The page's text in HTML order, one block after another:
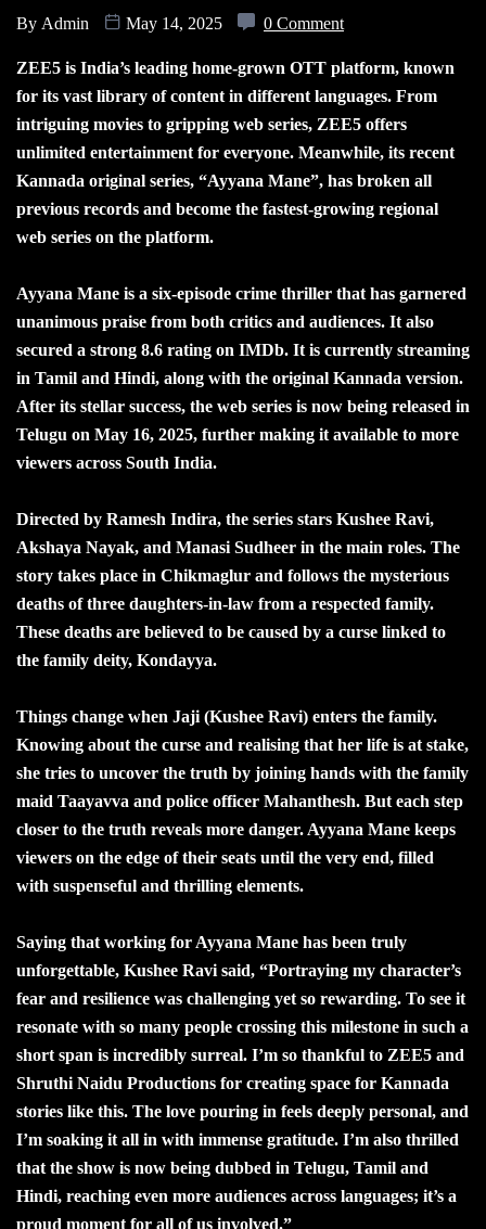
By Admin May 14, 2025 0 Comment
ZEE5 is India’s leading home-grown OTT platform, known
for its vast library of content in different languages. From
intriguing movies to gripping web series, ZEE5 offers
unlimited entertainment for everyone. Meanwhile, its recent
Kannada original series, “Ayyana Mane”, has broken all
previous records and become the fastest-growing regional
web series on the platform.
Ayyana Mane is a six-episode crime thriller that has garnered
unanimous praise from both critics and audiences. It also
secured a strong 8.6 rating on IMDb. It is currently streaming
in Tamil and Hindi, along with the original Kannada version.
After its stellar success, the web series is now being released in
Telugu on May 16, 2025, further making it available to more
viewers across South India.
Directed by Ramesh Indira, the series stars Kushee Ravi,
Akshaya Nayak, and Manasi Sudheer in the main roles. The
story takes place in Chikmaglur and follows the mysterious
deaths of three daughters-in-law from a respected family.
These deaths are believed to be caused by a curse linked to
the family deity, Kondayya.
Things change when Jaji (Kushee Ravi) enters the family.
Knowing about the curse and realising that her life is at stake,
she tries to uncover the truth by joining hands with the family
maid Taayavva and police officer Mahanthesh. But each step
closer to the truth reveals more danger. Ayyana Mane keeps
viewers on the edge of their seats until the very end, filled
with suspenseful and thrilling elements.
Saying that working for Ayyana Mane has been truly
unforgettable, Kushee Ravi said, “Portraying my character’s
fear and resilience was challenging yet so rewarding. To see it
resonate with so many people crossing this milestone in such a
short span is incredibly surreal. I’m so thankful to ZEE5 and
Shruthi Naidu Productions for creating space for Kannada
stories like this. The love pouring in feels deeply personal, and
I’m soaking it all in with immense gratitude. I’m also thrilled
that the show is now being dubbed in Telugu, Tamil and
Hindi, reaching even more audiences across languages; it’s a
proud moment for all of us involved.”